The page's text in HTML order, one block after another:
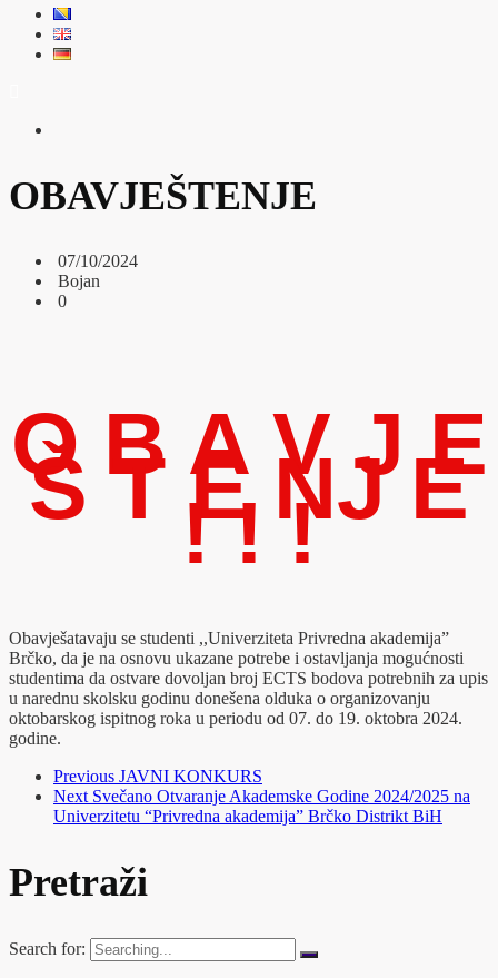
OBAVJEŠTENJE
07/10/2024
Bojan
0
O B A V J E
Š T E NJ E
! ! !
Obavješatavaju se studenti ,,Univerziteta Privredna akademija”
Brčko, da je na osnovu ukazane potrebe i ostavljanja mogućnosti
studentima da ostvare dovoljan broj ECTS bodova potrebnih za upis
u narednu skolsku godinu donešena olduka o organizovanju
oktobarskog ispitnog roka u periodu od 07. do 19. oktobra 2024.
godine.
Previous JAVNI KONKURS
Next Svečano Otvaranje Akademske Godine 2024/2025 na
Univerzitetu “Privredna akademija” Brčko Distrikt BiH
Pretraži
Search for: